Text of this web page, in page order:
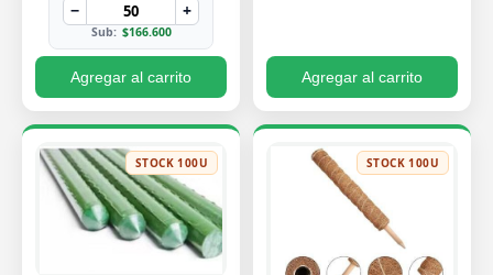
− +
Sub: $166.600
Agregar al carrito Agregar al carrito
STOCK 100U STOCK 100U